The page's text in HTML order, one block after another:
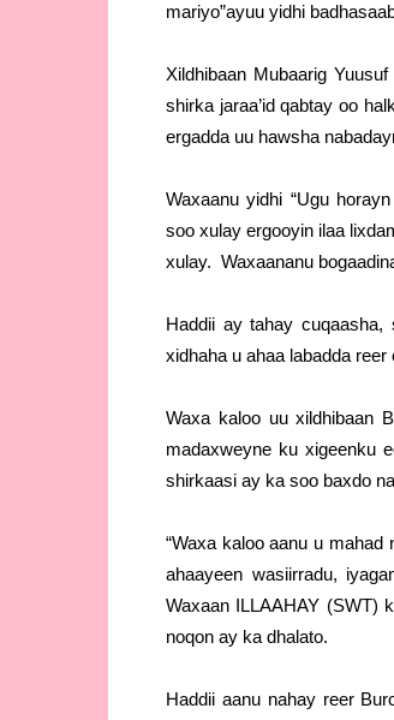
mariyo”ayuu yidhi
Xildhibaan Mubaarig
shirka jaraa’id qabtay oo
ergadda uu hawsha
Waxaanu yidhi “Ugu
soo xulay ergooyin ilaa
xulay. Waxaananu
Haddii ay tahay
xidhaha u ahaa labadda reer
Waxa kaloo uu xildhibaan
madaxweyne ku xigeenku
shirkaasi ay ka soo baxdo
“Waxa kaloo aanu u
ahaayeen wasiirradu,
Waxaan ILLAAHAY (SWT)
noqon ay ka dhalato.
Haddii aanu nahay reer